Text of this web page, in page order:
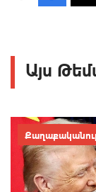
Այս